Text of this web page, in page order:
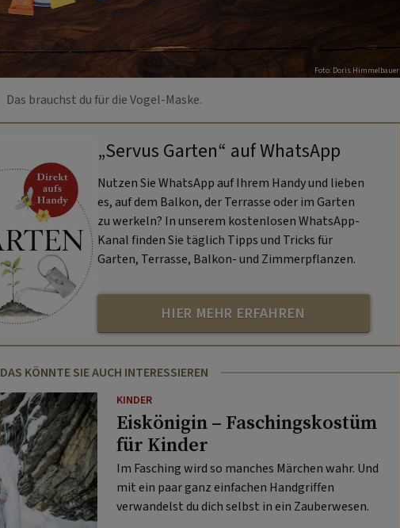
Foto: Doris Himmelbauer
Das brauchst du für die Vogel-Maske.
„Servus Garten“ auf WhatsApp
Nutzen Sie WhatsApp auf Ihrem Handy und lieben
es, auf dem Balkon, der Terrasse oder im Garten
zu werkeln? In unserem kostenlosen WhatsApp-
Kanal finden Sie täglich Tipps und Tricks für
Garten, Terrasse, Balkon- und Zimmerpflanzen.
HIER MEHR ERFAHREN
DAS KÖNNTE SIE AUCH INTERESSIEREN
KINDER
Eiskönigin – Faschingskostüm
für Kinder
Im Fasching wird so manches Märchen wahr. Und
mit ein paar ganz einfachen Handgriffen
verwandelst du dich selbst in ein Zauberwesen.